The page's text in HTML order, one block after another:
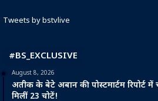
Tweets by bstvlive
#BS_EXCLUSIVE
August 8, 2026
अतीक के बेटे अबान की पोस्टमार्टम रिपोर्ट में
मिलीं 23 चोटें!